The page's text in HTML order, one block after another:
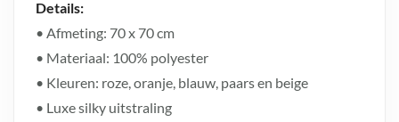
Details:
• Afmeting: 70 x 70 cm
• Materiaal: 100% polyester
• Kleuren: roze, oranje, blauw, paars en beige
• Luxe silky uitstraling